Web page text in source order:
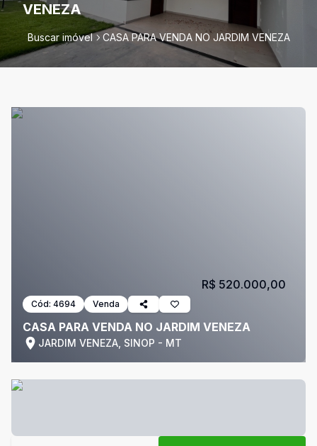
VENEZA
Buscar imóvel CASA PARA VENDA NO JARDIM VENEZA
Cód: 4694 Venda
CASA PARA VENDA NO JARDIM VENEZA
JARDIM VENEZA, SINOP - MT
R$ 520.000,00